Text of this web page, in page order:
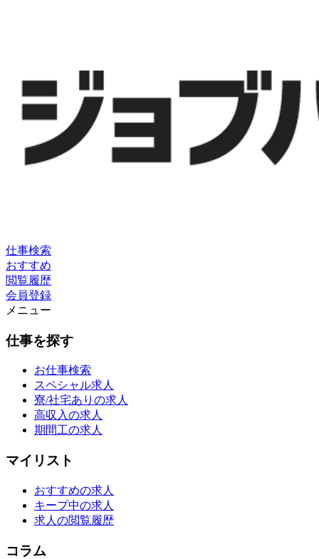
仕事検索
おすすめ
閲覧履歴
会員登録
メニュー
仕事を探す
お仕事検索
スペシャル求人
寮/社宅ありの求人
高収入の求人
期間工の求人
マイリスト
おすすめの求人
キープ中の求人
求人の閲覧履歴
コラム